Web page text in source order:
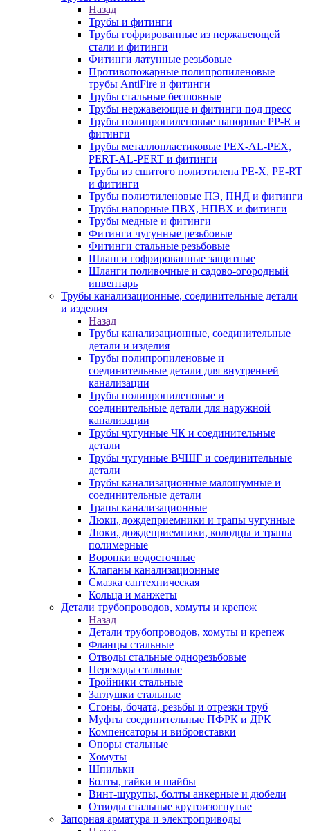
Назад
Трубы и фитинги
Трубы гофрированные из нержавеющей
стали и фитинги
Фитинги латунные резьбовые
Противопожарные полипропиленовые
трубы AntiFire и фитинги
Трубы стальные бесшовные
Трубы нержавеющие и фитинги под пресс
Трубы полипропиленовые напорные PP-R и
фитинги
Трубы металлопластиковые PEX-AL-PEX,
PERT-AL-PERT и фитинги
Трубы из сшитого полиэтилена PE-X, PE-RT
и фитинги
Трубы полиэтиленовые ПЭ, ПНД и фитинги
Трубы напорные ПВХ, НПВХ и фитинги
Трубы медные и фитинги
Фитинги чугунные резьбовые
Фитинги стальные резьбовые
Шланги гофрированные защитные
Шланги поливочные и садово-огородный
инвентарь
Трубы канализационные, соединительные детали
и изделия
Назад
Трубы канализационные, соединительные
детали и изделия
Трубы полипропиленовые и
соединительные детали для внутренней
канализации
Трубы полипропиленовые и
соединительные детали для наружной
канализации
Трубы чугунные ЧК и соединительные
детали
Трубы чугунные ВЧШГ и соединительные
детали
Трубы канализационные малошумные и
соединительные детали
Трапы канализационные
Люки, дождеприемники и трапы чугунные
Люки, дождеприемники, колодцы и трапы
полимерные
Воронки водосточные
Клапаны канализационные
Смазка сантехническая
Кольца и манжеты
Детали трубопроводов, хомуты и крепеж
Назад
Детали трубопроводов, хомуты и крепеж
Фланцы стальные
Отводы стальные однорезьбовые
Переходы стальные
Тройники стальные
Заглушки стальные
Сгоны, бочата, резьбы и отрезки труб
Муфты соединительные ПФРК и ДРК
Компенсаторы и вибровставки
Опоры стальные
Хомуты
Шпильки
Болты, гайки и шайбы
Винт-шурупы, болты анкерные и дюбели
Отводы стальные крутоизогнутые
Запорная арматура и электроприводы